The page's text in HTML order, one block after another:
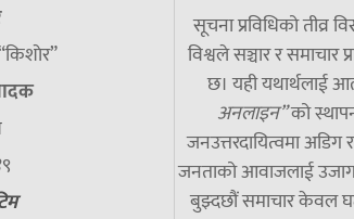
सूचना प्रविधिको तीव्र
विश्वले सञ्चार र समाचार
छ। यही यथार्थलाई
अनलाइन”को
जनउत्तरदायित्वमा
जनताको आवाजलाई
बुझ्दछौं समाचार केवल